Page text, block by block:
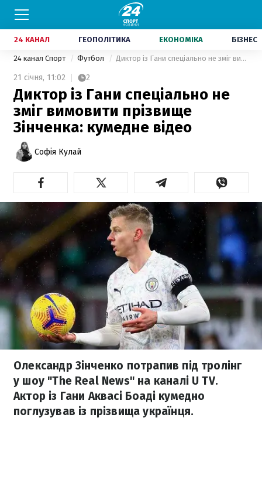
24 КАНАЛ ГЕОПОЛІТИКА ЕКОНОМІКА БІЗНЕС
24 канал Спорт Футбол Диктор із Гани спеціально не зміг вимовити прізвище Зінченка: кумедне відео
21 січня, 11:02 2
Диктор із Гани спеціально не
зміг вимовити прізвище
Зінченка: кумедне відео
Софія Кулай
Олександр Зінченко потрапив під тролінг
у шоу "The Real News" на каналі U TV.
Актор із Гани Аквасі Боаді кумедно
поглузував із прізвища українця.